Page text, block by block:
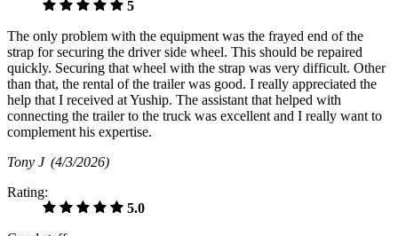
5
The only problem with the equipment was the frayed end of the
strap for securing the driver side wheel. This should be repaired
quickly. Securing that wheel with the strap was very difficult. Other
than that, the rental of the trailer was good. I really appreciated the
help that I received at Yuship. The assistant that helped with
connecting the trailer to the truck was excellent and I really want to
complement his expertise.
Tony J (4/3/2026)
Rating:
5.0